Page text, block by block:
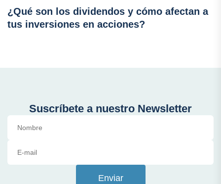
¿Qué son los dividendos y cómo afectan a
tus inversiones en acciones?
Suscríbete a nuestro Newsletter
Enviar